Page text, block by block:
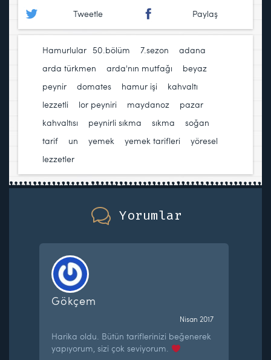
Tweetle Paylaş
Hamurlular 50.bölüm 7.sezon adana
arda türkmen
arda'nın mutfağı
beyaz
peynir
domates hamur işi kahvaltı
lezzetli
lor peyniri maydanoz
pazar
kahvaltısı
peynirli sıkma sıkma soğan
tarif
un yemek yemek tarifleri
yöresel
lezzetler
Yorumlar
Gökçem
Nisan 2017
Harika oldu. Bütün tariflerinizi beğenerek
yapıyorum, sizi çok seviyorum.